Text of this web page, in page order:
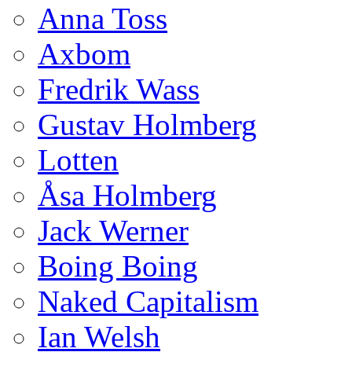
Anna Toss
Axbom
Fredrik Wass
Gustav Holmberg
Lotten
Åsa Holmberg
Jack Werner
Boing Boing
Naked Capitalism
Ian Welsh